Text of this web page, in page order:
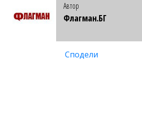
Автор
Флагман.БГ
Сподели